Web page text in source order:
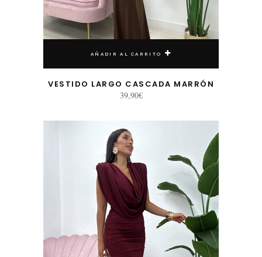
AÑADIR AL CARRITO
VESTIDO LARGO CASCADA MARRÓN
39,90€